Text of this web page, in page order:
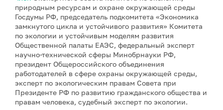
природным ресурсам и охране окружающей среды
Госдумы РФ, председатель подкомитета «Экономика
замкнутого цикла и устойчивого развития» Комитета
по экологии и устойчивым моделям развития
Общественной палаты ЕАЭС, федеральный эксперт
научно-технической сферы Минобрнауки РФ,
президент Общероссийского объединения
работодателей в сфере охраны окружающей среды,
эксперт по экологическим правам Совета при
Президенте РФ по развитию гражданского общества и
правам человека, судебный эксперт по экологии.